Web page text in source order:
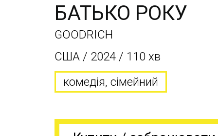
БАТЬКО РОКУ
GOODRICH
США / 2024 / 110 хв
комедія, сімейний